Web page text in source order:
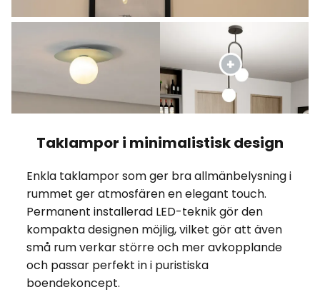
Taklampor i minimalistisk design
Enkla taklampor som ger bra allmänbelysning i
rummet ger atmosfären en elegant touch.
Permanent installerad LED-teknik gör den
kompakta designen möjlig, vilket gör att även
små rum verkar större och mer avkopplande
och passar perfekt in i puristiska
boendekoncept.